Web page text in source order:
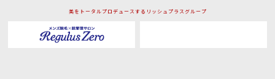
美をトータルプロデュースするリッシュプラスグループ